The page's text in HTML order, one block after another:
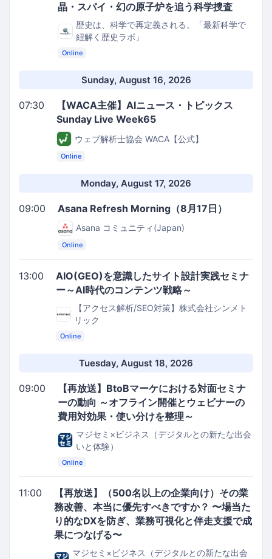
晶・スパイ・幻の原子炉を追う科学捜査
歴史は、科学で再定義される。「最新科学で
紐解く歴史ラボ」
Online
Sunday, August 16, 2026
07:30
【WACA主催】AIニュース・トピックス
Sunday Live Week65
ウェブ解析士協会 WACA【公式】
Online
Monday, August 17, 2026
09:00 Asana Refresh Morning（8月17日）
Asana コミュニティ(Japan)
Online
13:00
AIO(GEO)を意識したサイト設計実践セミナ
ー～AI時代のコンテンツ戦略～
【アクセス解析/SEO対策】株式会社シンメト
リック
Online
Tuesday, August 18, 2026
09:00
【再放送】BtoBマーケにおける対面セミナ
ーの動向 ～オフライン開催とウェビナーの
費用対効果・使い分けを整理～
マジセミ×ビジネス（デジタルとの新たな出会
いと体験）
Online
11:00
【再放送】（500名以上の企業向け）その業
務改善、本当に優先すべきですか？ 〜場当た
り的なDXを防ぎ、業務可視化と伴走支援で成
果につなげる〜
マジセミ×ビジネス（デジタルとの新たな出会